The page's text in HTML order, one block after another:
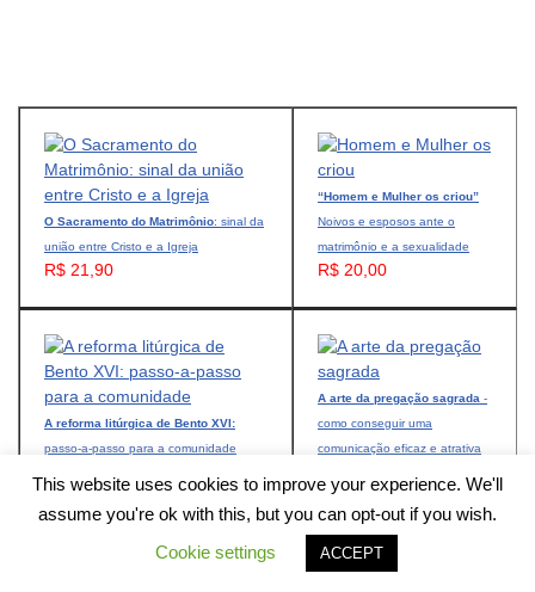
O Sacramento do Matrimônio: sinal da
união entre Cristo e a Igreja
R$ 21,90
“Homem e Mulher os criou”
Noivos e esposos ante o
matrimônio e a sexualidade
R$ 20,00
A reforma litúrgica de Bento XVI:
passo-a-passo para a comunidade
A arte da pregação sagrada -
como conseguir uma
comunicação eficaz e atrativa
Cursos online:
This website uses cookies to improve your experience. We'll
assume you're ok with this, but you can opt-out if you wish.
Cookie settings
ACCEPT